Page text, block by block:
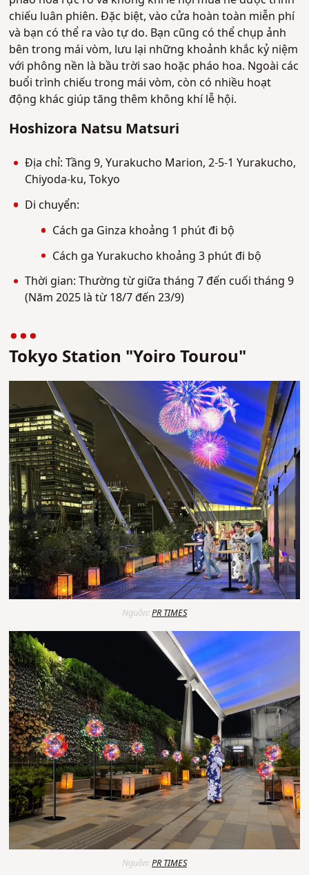
chiếu luân phiên. Đặc biệt, vào cửa hoàn toàn miễn phí
và bạn có thể ra vào tự do. Bạn cũng có thể chụp ảnh
bên trong mái vòm, lưu lại những khoảnh khắc kỷ niệm
với phông nền là bầu trời sao hoặc pháo hoa. Ngoài các
buổi trình chiếu trong mái vòm, còn có nhiều hoạt
động khác giúp tăng thêm không khí lễ hội.
Hoshizora Natsu Matsuri
Địa chỉ: Tầng 9, Yurakucho Marion, 2-5-1 Yurakucho,
Chiyoda-ku, Tokyo
Di chuyển:
Cách ga Ginza khoảng 1 phút đi bộ
Cách ga Yurakucho khoảng 3 phút đi bộ
Thời gian: Thường từ giữa tháng 7 đến cuối tháng 9
(Năm 2025 là từ 18/7 đến 23/9)
Tokyo Station "Yoiro Tourou"
Nguồn:PR TIMES
Nguồn:PR TIMES